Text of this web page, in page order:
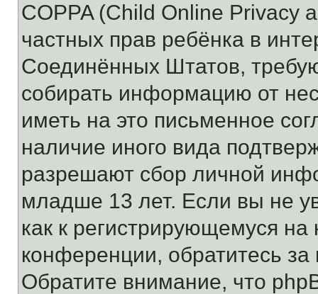
COPPA (Child Online Privacy
частных прав ребёнка в
Соединённых Штатов,
собирать информацию от
иметь на это письменное
наличие иного вида
разрешают сбор личной
младше 13 лет. Если вы не
как к регистрирующемуся
конференции, обратитесь
Обратите внимание, что